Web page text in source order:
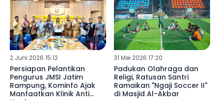
2 Juni 2026 15:12
Persiapan Pelantikan
Pengurus JMSI Jatim
Rampung, Kominfo Ajak
Manfaatkan Klinik Anti
Hoaks
31 Mei 2026 17:20
Padukan Olahraga dan
Religi, Ratusan Santri
Ramaikan "Ngaji Soccer II"
di Masjid Al-Akbar